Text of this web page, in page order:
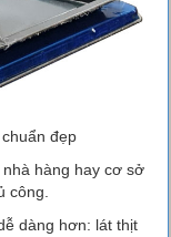
đẹp
hàng hay cơ sở
công.
dàng hơn: lát thịt